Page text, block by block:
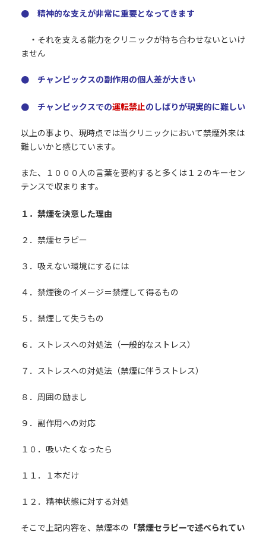
● 精神的な支えが非常に重要となってきます
・それを支える能力をクリニックが持ち合わせないといけ
ません
● チャンピックスの副作用の個人差が大きい
● チャンピックスでの運転禁止のしばりが現実的に難しい
以上の事より、現時点では当クリニックにおいて禁煙外来は
難しいかと感じています。
また、１０００人の言葉を要約すると多くは１２のキーセン
テンスで収まります。
１．禁煙を決意した理由
２．禁煙セラピー
３．吸えない環境にするには
４．禁煙後のイメージ＝禁煙して得るもの
５．禁煙して失うもの
６．ストレスへの対処法（一般的なストレス）
７．ストレスへの対処法（禁煙に伴うストレス）
８．周囲の励まし
９．副作用への対応
１０．吸いたくなったら
１１．１本だけ
１２．精神状態に対する対処
そこで上記内容を、禁煙本の 「禁煙セラピーで述べられてい